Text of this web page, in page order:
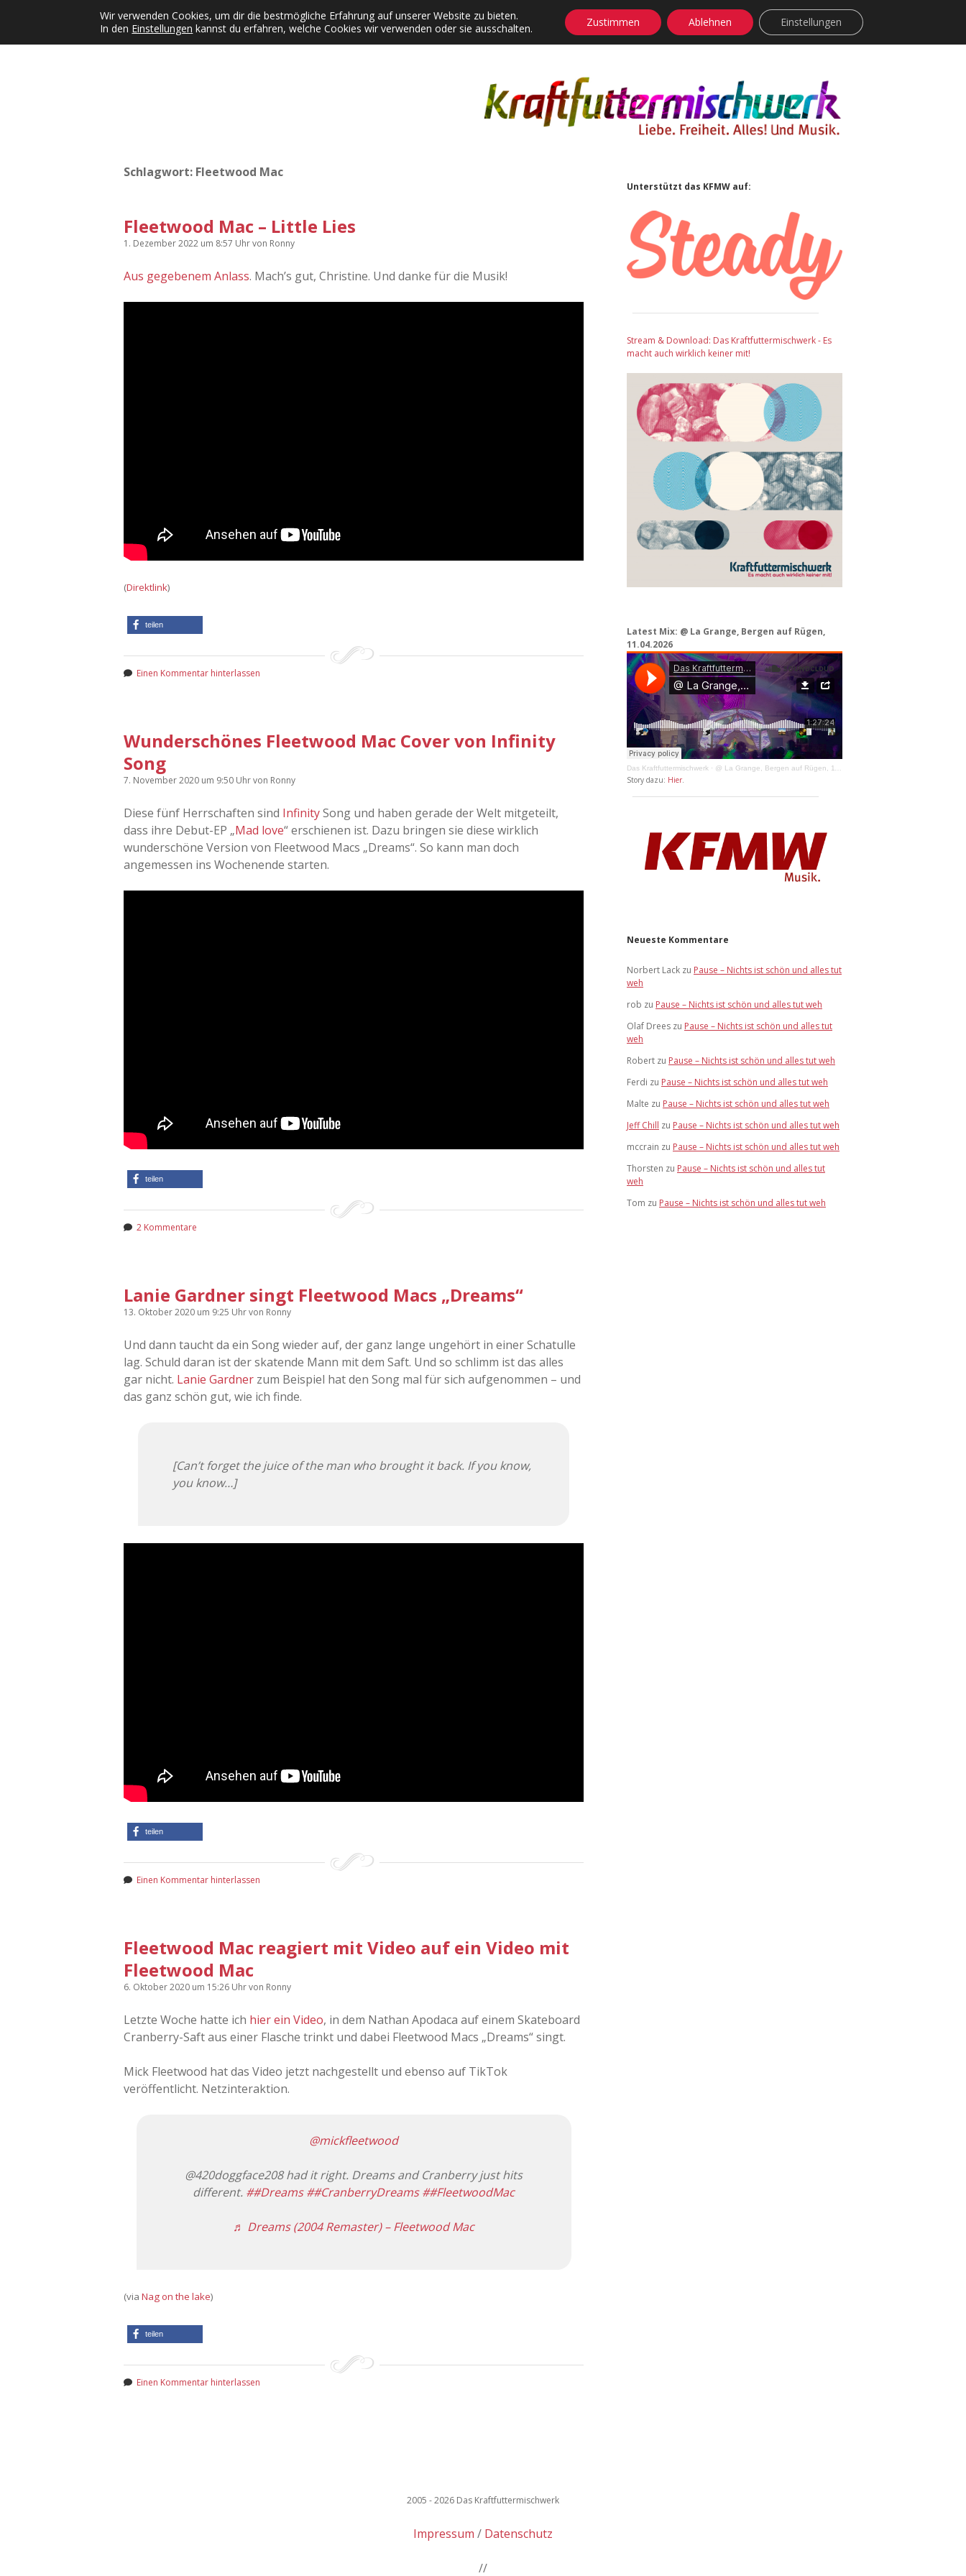
Kategorien Dropdown-Menü öffnen
KFMW-Disco Dates Instagrams Contact Adventskalender Dropdown-Menü öffnen facebook
instagram
rss soundcloud
vimeoBluesky
Schlagwort: Fleetwood Mac
Fleetwood Mac – Little Lies
1. Dezember 2022 um 8:57 Uhrvon Ronny
Aus gegebenem Anlass. Mach’s gut, Christine. Und danke für die Musik!
(Direktlink)
teilen
Einen Kommentar hinterlassen
Wunderschönes Fleetwood Mac Cover von Infinity
Song
7. November 2020 um 9:50 Uhrvon Ronny
Diese fünf Herrschaften sind InfinitySong und haben gerade der Welt mitgeteilt,
dass ihre Debut-EP „Mad love“ erschienen ist. Dazu bringen sie diese wirklich
wunderschöne Version von Fleetwood Macs „Dreams“. So kann man doch
angemessen ins Wochenende starten.
teilen
2 Kommentare
Lanie Gardner singt Fleetwood Macs „Dreams“
13. Oktober 2020 um 9:25 Uhrvon Ronny
Und dann taucht da ein Song wieder auf, der ganz lange ungehört in einer Schatulle
lag. Schuld daran ist der skatende Mann mit dem Saft. Und so schlimm ist das alles
gar nicht. Lanie Gardner zum Beispiel hat den Song mal für sich aufgenommen – und
das ganz schön gut, wie ich finde.
[Can’t forget the juice of the man who brought it back. If you know,
you know…]
teilen
Einen Kommentar hinterlassen
Fleetwood Mac reagiert mit Video auf ein Video mit
Fleetwood Mac
6. Oktober 2020 um 15:26 Uhrvon Ronny
Letzte Woche hatte ich hier ein Video, in dem Nathan Apodaca auf einem Skateboard
Cranberry-Saft aus einer Flasche trinkt und dabei Fleetwood Macs „Dreams“ singt.
Mick Fleetwood hat das Video jetzt nachgestellt und ebenso auf TikTok
veröffentlicht. Netzinteraktion.
@mickfleetwood
@420doggface208 had it right. Dreams and Cranberry just hits
different. ##Dreams ##CranberryDreams ##FleetwoodMac
♬ Dreams (2004 Remaster) – Fleetwood Mac
(via Nag on the lake)
teilen
Einen Kommentar hinterlassen
Sidebar
Unterstützt das KFMW auf:
Stream & Download: Das Kraftfuttermischwerk - Es
macht auch wirklich keiner mit!
Latest Mix: @ La Grange, Bergen auf Rügen,
11.04.2026
Das Kraftfuttermischwerk · @ La Grange, Bergen auf Rügen, 11.04.2026
Story dazu: Hier.
Neueste Kommentare
Norbert Lack zu Pause – Nichts ist schön und alles tut
weh
rob zu Pause – Nichts ist schön und alles tut weh
Olaf Drees zu Pause – Nichts ist schön und alles tut
weh
Robert zu Pause – Nichts ist schön und alles tut weh
Ferdi zu Pause – Nichts ist schön und alles tut weh
Malte zu Pause – Nichts ist schön und alles tut weh
Jeff Chill zu Pause – Nichts ist schön und alles tut weh
mccrain zu Pause – Nichts ist schön und alles tut weh
Thorsten zu Pause – Nichts ist schön und alles tut
weh
Tom zu Pause – Nichts ist schön und alles tut weh
2005 - 2026 Das Kraftfuttermischwerk
Impressum Datenschutz
//
Wir verwenden Cookies, um dir die bestmögliche Erfahrung auf unserer Website zu bieten.
In den Einstellungen kannst du erfahren, welche Cookies wir verwenden oder sie ausschalten. Zustimmen Ablehnen Einstellungen